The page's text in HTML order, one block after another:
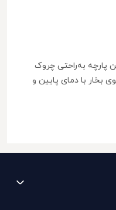
پارچه به‌راحتی چروک
بخار با دمای پایین و